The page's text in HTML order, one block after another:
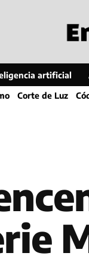
artificial
Corte de Luz